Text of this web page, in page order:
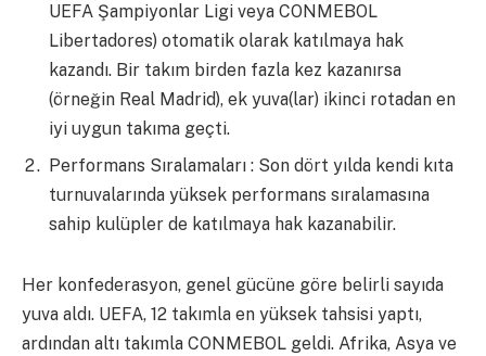
UEFA Şampiyonlar Ligi veya CONMEBOL
Libertadores) otomatik olarak katılmaya hak
kazandı. Bir takım birden fazla kez kazanırsa
(örneğin Real Madrid), ek yuva(lar) ikinci rotadan en
iyi uygun takıma geçti.
Performans Sıralamaları : Son dört yılda kendi kıta
turnuvalarında yüksek performans sıralamasına
sahip kulüpler de katılmaya hak kazanabilir.
Her konfederasyon, genel gücüne göre belirli sayıda
yuva aldı. UEFA, 12 takımla en yüksek tahsisi yaptı,
ardından altı takımla CONMEBOL geldi. Afrika, Asya ve